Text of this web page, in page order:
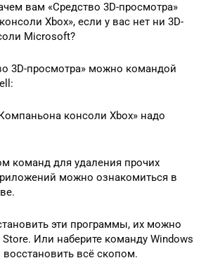
вам «Средство 3D-просмотра»
Xbox», если у вас нет ни 3D-
Microsoft?
3D-просмотра» можно командой
консоли Xbox» надо
команд для удаления прочих
можно ознакомиться в
эти программы, их можно
Или наберите команду Windows
восстановить всё скопом.